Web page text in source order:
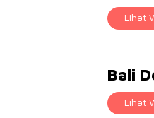
Lihat
Bali
Lihat